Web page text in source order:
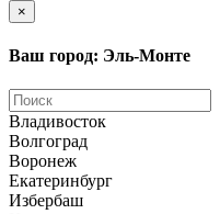
×
Ваш город: Эль-Монте
Владивосток
Волгоград
Воронеж
Екатеринбург
Избербаш